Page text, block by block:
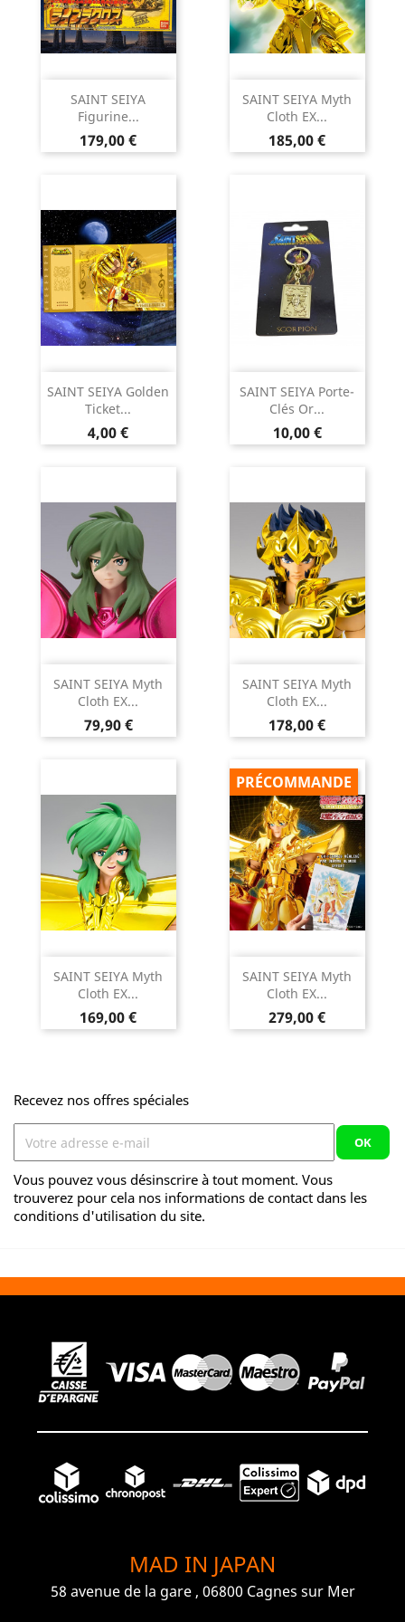
SAINT SEIYA
Figurine...
Prix
179,00 €
SAINT SEIYA Myth
Cloth EX...
Prix
185,00 €
SAINT SEIYA Golden
Ticket...
Prix
4,00 €
SAINT SEIYA Porte-
Clés Or...
Prix
10,00 €
SAINT SEIYA Myth
Cloth EX...
Prix
79,90 €
SAINT SEIYA Myth
Cloth EX...
Prix
178,00 €
SAINT SEIYA Myth
Cloth EX...
Prix
169,00 €
SAINT SEIYA Myth
Cloth EX...
Prix
279,00 €
PRÉCOMMANDE
Recevez nos offres spéciales
Vous pouvez vous désinscrire à tout moment. Vous
trouverez pour cela nos informations de contact dans les
conditions d'utilisation du site.
MAD IN JAPAN
58 avenue de la gare , 06800 Cagnes sur Mer